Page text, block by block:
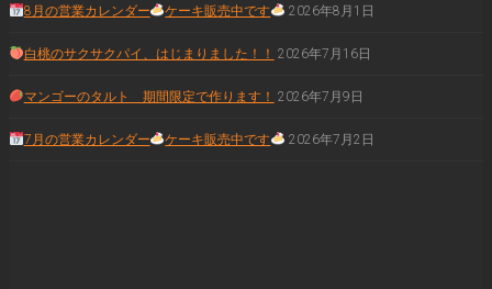
8月の営業カレンダー ケーキ販売中です 2026年8月1日
白桃のサクサクパイ、はじまりました！！ 2026年7月16日
マンゴーのタルト 期間限定で作ります！ 2026年7月9日
7月の営業カレンダー ケーキ販売中です 2026年7月2日